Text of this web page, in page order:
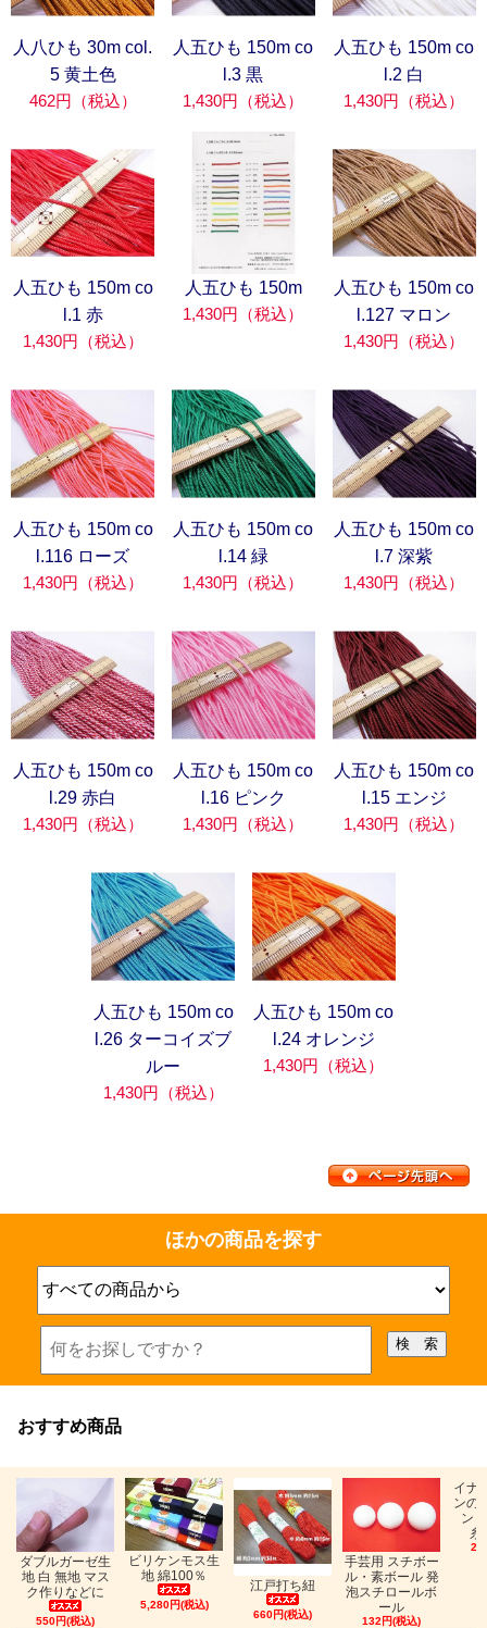
人八ひも 30m col.
5 黄土色
462円（税込）
人五ひも 150m co
l.3 黒
1,430円（税込）
人五ひも 150m co
l.2 白
1,430円（税込）
人五ひも 150m co
l.1 赤
1,430円（税込）
人五ひも 150m
1,430円（税込）
人五ひも 150m co
l.127 マロン
1,430円（税込）
人五ひも 150m co
l.116 ローズ
1,430円（税込）
人五ひも 150m co
l.14 緑
1,430円（税込）
人五ひも 150m co
l.7 深紫
1,430円（税込）
人五ひも 150m co
l.29 赤白
1,430円（税込）
人五ひも 150m co
l.16 ピンク
1,430円（税込）
人五ひも 150m co
l.15 エンジ
1,430円（税込）
人五ひも 150m co
l.26 ターコイズブ
ルー
1,430円（税込）
人五ひも 150m co
l.24 オレンジ
1,430円（税込）
ほかの商品を探す
おすすめ商品
ダブルガーゼ生
地 白 無地 マス
ク作りなどに
550円(税込)
ビリケンモス生
地 綿100％
5,280円(税込)
江戸打ち紐
660円(税込)
手芸用 スチボー
ル・素ボール 発
泡スチロールボ
ール
132円(税込)
イナ
ンの
ン
糸